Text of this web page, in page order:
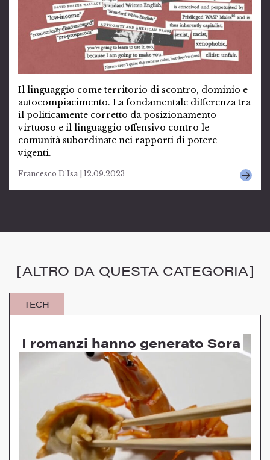
Il linguaggio come territorio di scontro, dominio e
autocompiacimento. La fondamentale differenza tra
il politicamente corretto da posizionamento
virtuoso e il linguaggio offensivo contro le
comunità subordinate nei rapporti di potere
vigenti.
Francesco D'Isa | 12.09.2023
[ALTRO DA QUESTA CATEGORIA]
TECH
I romanzi hanno generato Sora